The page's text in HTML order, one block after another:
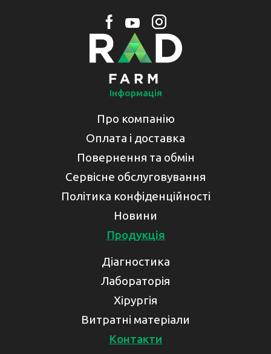
Інформація
Про компанію
Оплата і доставка
Повернення та обмін
Сервісне обслуговування
Політика конфіденційності
Новини
Продукція
Діагностика
Лабораторія
Хірургія
Витратні матеріали
Контакти